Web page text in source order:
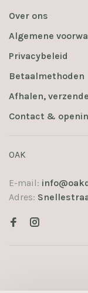
Over ons
Algemene
Privacybeleid
Betaalmethoden
Afhalen,
Contact &
OAK
E-mail:
Adres: